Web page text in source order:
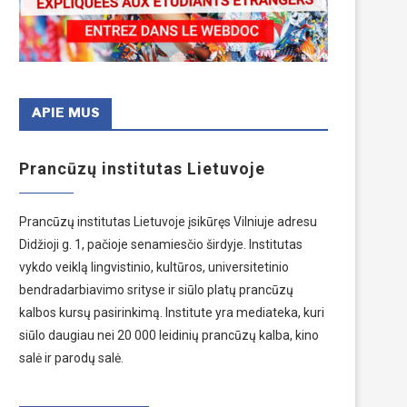
APIE MUS
Prancūzų institutas Lietuvoje
Prancūzų institutas Lietuvoje įsikūręs Vilniuje adresu
Didžioji g. 1, pačioje senamiesčio širdyje. Institutas
vykdo veiklą lingvistinio, kultūros, universitetinio
bendradarbiavimo srityse ir siūlo platų prancūzų
kalbos kursų pasirinkimą. Institute yra mediateka, kuri
siūlo daugiau nei 20 000 leidinių prancūzų kalba, kino
salė ir parodų salė.